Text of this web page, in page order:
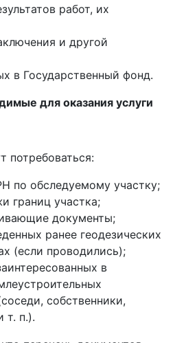
работ, их
и другой
в Государственный фонд.
для оказания услуги
потребоваться:
по обследуемому участку;
границ участка;
документы;
ранее геодезических
(если проводились);
в
собственники,
т. п.).